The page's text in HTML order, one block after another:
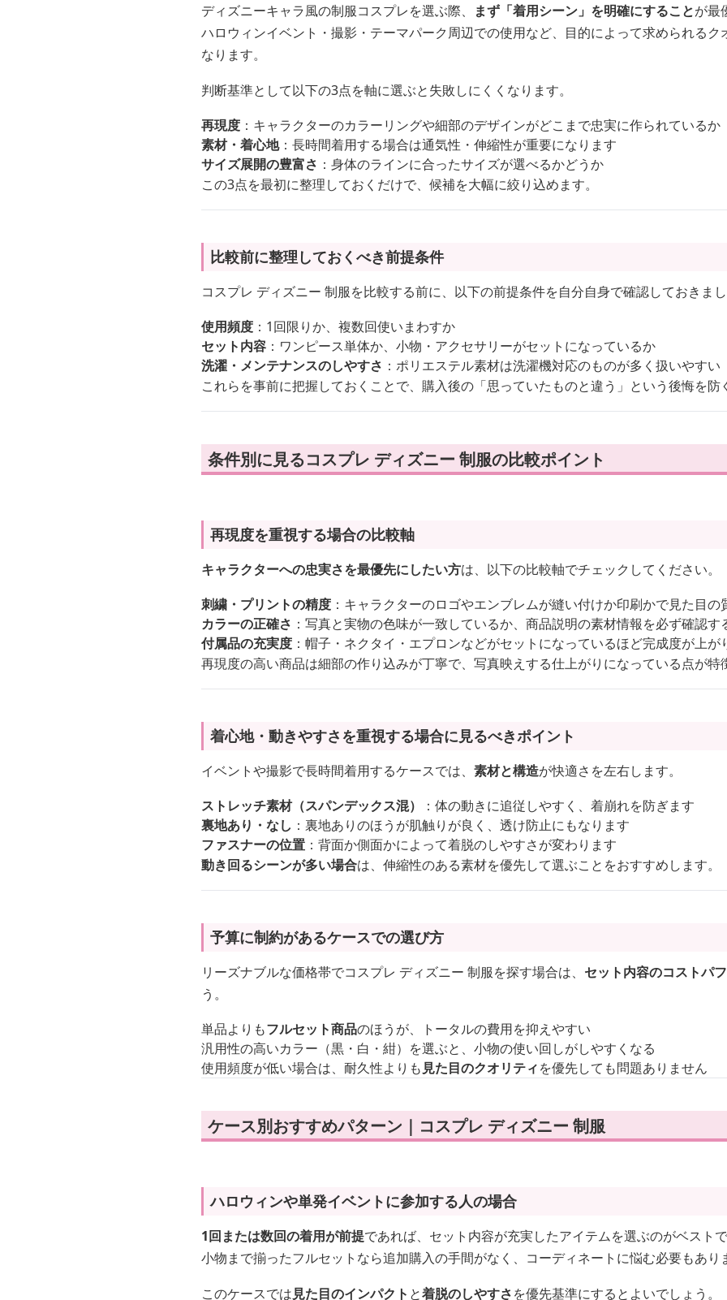
ディズニーキャラ風の制服コスプレを選ぶ際、 まず「着用シーン」を明確にすることが最
ハロウィンイベント・撮影・テーマパーク周辺での使用など、目的によって求められる
なります。
判断基準として以下の3点を軸に選ぶと失敗しにくくなります。
再現度 ：キャラクターのカラーリングや細部のデザインがどこまで忠実に作られているか
素材・着心地：長時間着用する場合は通気性・伸縮性が重要になります
サイズ展開の豊富さ ：身体のラインに合ったサイズが選べるかどうか
この3点を最初に整理しておくだけで、候補を大幅に絞り込めます。
比較前に整理しておくべき前提条件
コスプレ ディズニー 制服を比較する前に、以下の前提条件を自分自身で確認しておきまし
使用頻度 ：1回限りか、複数回使いまわすか
セット内容 ：ワンピース単体か、小物・アクセサリーがセットになっているか
洗濯・メンテナンスのしやすさ ：ポリエステル素材は洗濯機対応のものが多く扱いやすい
これらを事前に把握しておくことで、購入後の「思っていたものと違う」という後悔を防
条件別に見るコスプレ ディズニー 制服の比較ポイント
再現度を重視する場合の比較軸
キャラクターへの忠実さを最優先にしたい方は、以下の比較軸でチェックしてください。
刺繍・プリントの精度 ：キャラクターのロゴやエンブレムが縫い付けか印刷かで見た目の
カラーの正確さ ：写真と実物の色味が一致しているか、商品説明の素材情報を必ず確認す
付属品の充実度 ：帽子・ネクタイ・エプロンなどがセットになっているほど完成度が上が
再現度の高い商品は細部の作り込みが丁寧で、写真映えする仕上がりになっている点が特
着心地・動きやすさを重視する場合に見るべきポイント
イベントや撮影で長時間着用するケースでは、 素材と構造が快適さを左右します。
ストレッチ素材（スパンデックス混）
：体の動きに追従しやすく、着崩れを防ぎます
裏地あり・なし ：裏地ありのほうが肌触りが良く、透け防止にもなります
ファスナーの位置 ：背面か側面かによって着脱のしやすさが変わります
動き回るシーンが多い場合は、伸縮性のある素材を優先して選ぶことをおすすめします。
予算に制約があるケースでの選び方
リーズナブルな価格帯でコスプレ ディズニー 制服を探す場合は、 セット内容のコストパ
う。
単品よりもフルセット商品のほうが、トータルの費用を抑えやすい
汎用性の高いカラー（黒・白・紺）を選ぶと、小物の使い回しがしやすくなる
使用頻度が低い場合は、耐久性よりも 見た目のクオリティを優先しても問題ありません
ケース別おすすめパターン｜コスプレ ディズニー 制服
ハロウィンや単発イベントに参加する人の場合
1回または数回の着用が前提であれば、セット内容が充実したアイテムを選ぶのがベストで
小物まで揃ったフルセットなら追加購入の手間がなく、コーディネートに悩む必要もあり
このケースでは見た目のインパクト と着脱のしやすさを優先基準にするとよいでしょう。